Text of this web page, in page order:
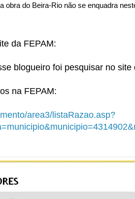
obra do Beira-Rio não se enquadra
da FEPAM:
blogueiro foi pesquisar no site
na FEPAM:
area3/listaRazao.asp?